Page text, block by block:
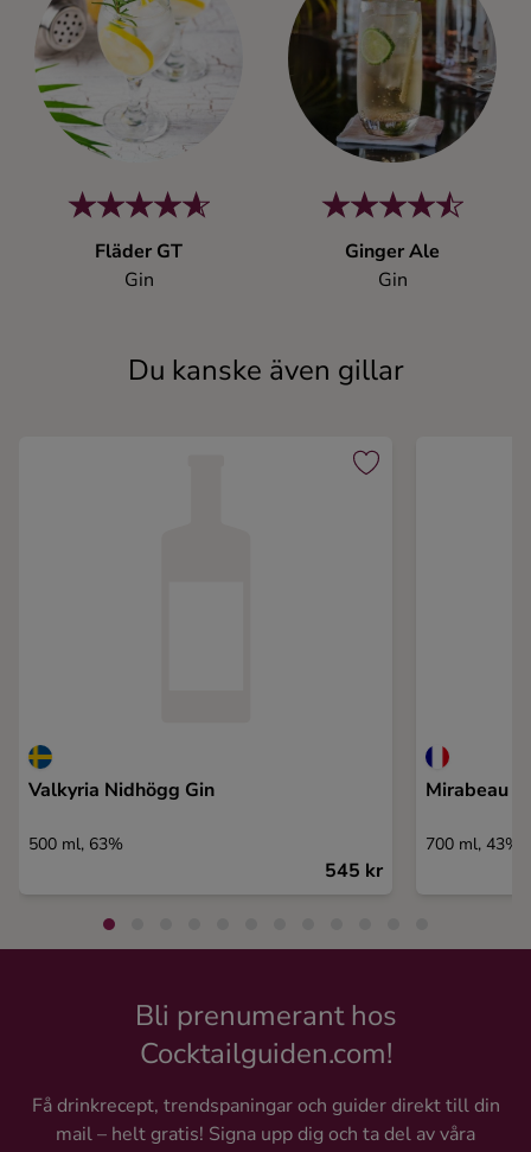
Fläder GT
Gin
Ginger Ale
Gin
Du kanske även gillar
Valkyria Nidhögg Gin
500 ml, 63%
545 kr
Mirabeau
700 ml, 43%
Bli prenumerant hos
Cocktailguiden.com!
Få drinkrecept, trendspaningar och guider direkt till din
mail – helt gratis! Signa upp dig och ta del av våra